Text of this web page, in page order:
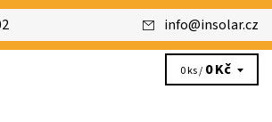
info@insolar.cz
0 ks / 0 Kč